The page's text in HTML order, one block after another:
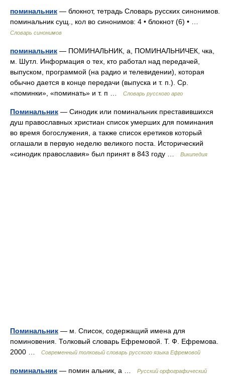
поминальник — блокнот, тетрадь Словарь русских синонимов.
поминальник сущ., кол во синонимов: 4 • блокнот (6) • …
Словарь синонимов
поминальник — ПОМИНАЛЬНИК, а, ПОМИНАЛЬНИЧЕК, чка,
м. Шутл. Информация о тех, кто работал над передачей,
выпуском, программой (на радио и телевидении), которая
обычно дается в конце передачи (выпуска и т. п.). Ср.
«поминки», «поминать» и т. п …
Словарь русского арго
Поминальник — Синодик или поминальник преставившихся
душ православных христиан список умерших для поминания
во время богослужения, а также список еретиков который
оглашали в первую неделю великого поста. Исторический
«синодик православия» был принят в 843 году …
Википедия
Поминальник — м. Список, содержащий имена для
поминовения. Толковый словарь Ефремовой. Т. Ф. Ефремова.
2000 …
Современный толковый словарь русского языка Ефремовой
поминальник — помин альник, а …
Русский орфографический